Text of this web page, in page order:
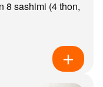
8 sashimi (4 thon,